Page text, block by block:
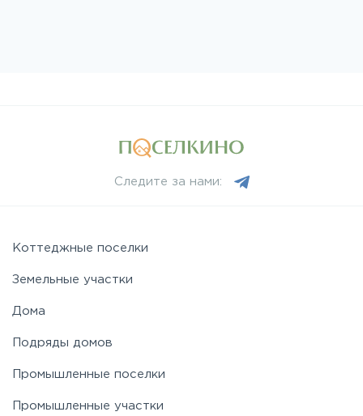
Следите за нами:
Коттеджные поселки
Земельные участки
Дома
Подряды домов
Промышленные поселки
Промышленные участки